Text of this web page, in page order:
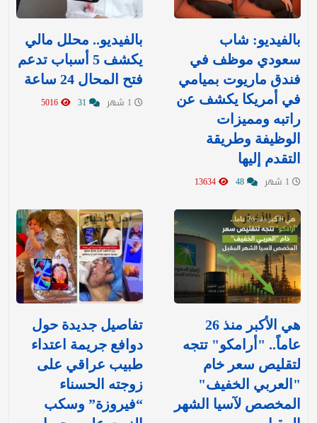
بالفيديو: شاب
سعودي موظف في
فندق ماريوت بميامي
في أمريكا يكشف عن
راتبه ومميزات
الوظيفة وطريقة
التقدم إليها
بالفيديو.. محلل مالي
يكشف 5 أسباب تدعم
فتح المحال 24 ساعة
آخر الأخبار
هي الأكبر منذ 26
عاماً.. "أرامكو" تتجه
لتقليص سعر خام
"العربي الخفيف"
المخصص لآسيا الشهر
آخر الأخبار
تفاصيل جديدة حول
دوافع جريمة اعتداء
طبيب عراقي على
زوجته الحسناء
“فيروزة” وسكب